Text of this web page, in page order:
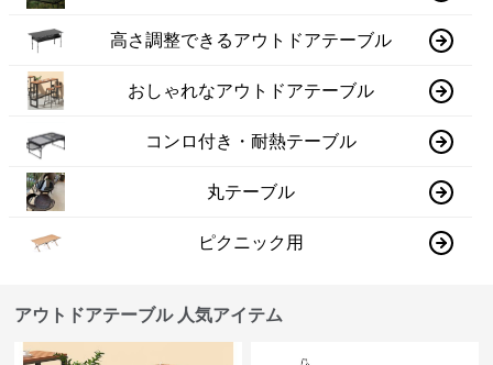
高さ調整できるアウトドアテーブル
おしゃれなアウトドアテーブル
コンロ付き・耐熱テーブル
丸テーブル
ピクニック用
アウトドアテーブル 人気アイテム